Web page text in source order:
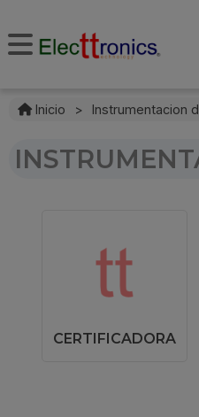
Inicio > Instrumentacion
CERTIFICADORA